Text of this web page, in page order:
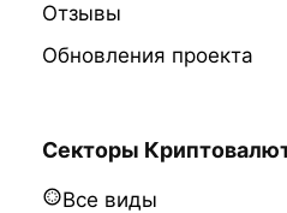
Отзывы
Обновления проекта
Секторы
Все виды